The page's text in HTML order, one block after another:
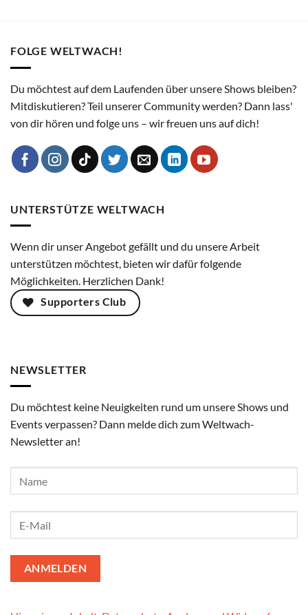
FOLGE WELTWACH!
Du möchtest auf dem Laufenden über unsere Shows bleiben?
Mitdiskutieren? Teil unserer Community werden? Dann lass'
von dir hören und folge uns – wir freuen uns auf dich!
UNTERSTÜTZE WELTWACH
Wenn dir unser Angebot gefällt und du unsere Arbeit
unterstützen möchtest, bieten wir dafür folgende
Möglichkeiten. Herzlichen Dank!
Supporters Club
NEWSLETTER
Du möchtest keine Neuigkeiten rund um unsere Shows und
Events verpassen? Dann melde dich zum Weltwach-
Newsletter an!